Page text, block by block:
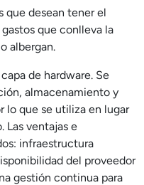
que desean tener el
que conlleva la
albergan.
de hardware. Se
almacenamiento y
lo que se utiliza en lugar
Las ventajas e
infraestructura
del proveedor
gestión continua para